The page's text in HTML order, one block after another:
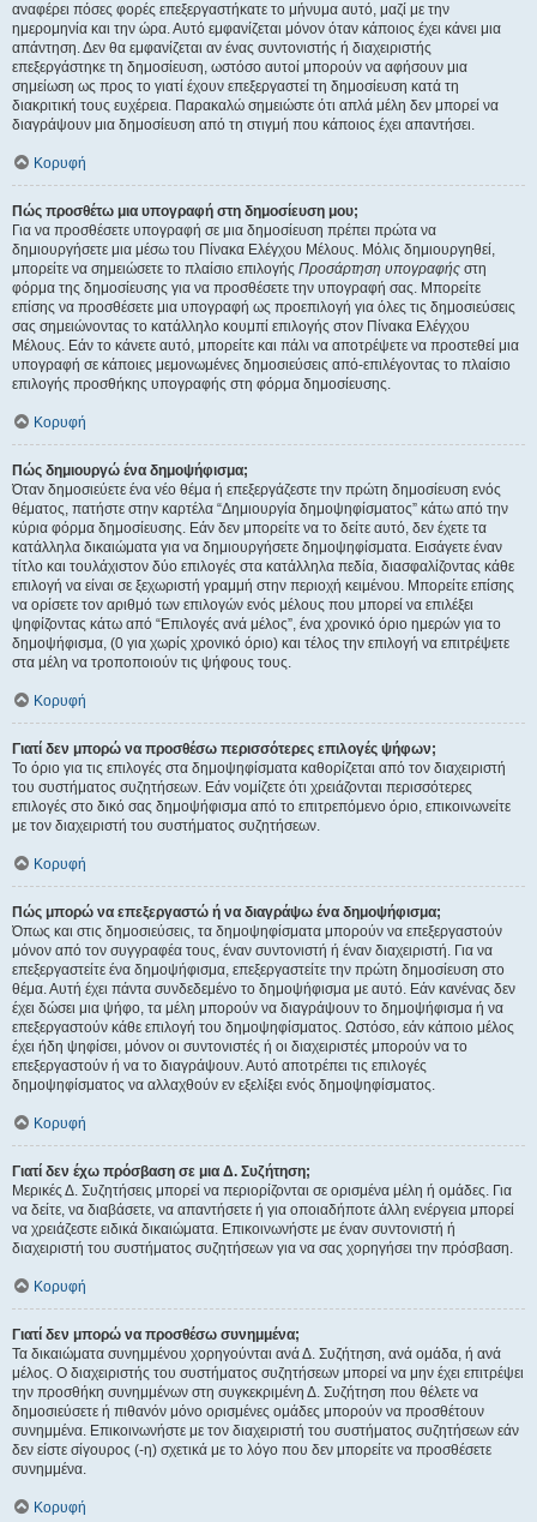
αναφέρει πόσες φορές επεξεργαστήκατε το μήνυμα αυτό, μαζί με την
ημερομηνία και την ώρα. Αυτό εμφανίζεται μόνον όταν κάποιος έχει κάνει μια
απάντηση. Δεν θα εμφανίζεται αν ένας συντονιστής ή διαχειριστής
επεξεργάστηκε τη δημοσίευση, ωστόσο αυτοί μπορούν να αφήσουν μια
σημείωση ως προς το γιατί έχουν επεξεργαστεί τη δημοσίευση κατά τη
διακριτική τους ευχέρεια. Παρακαλώ σημειώστε ότι απλά μέλη δεν μπορεί να
διαγράψουν μια δημοσίευση από τη στιγμή που κάποιος έχει απαντήσει.
Κορυφή
Πώς προσθέτω μια υπογραφή στη δημοσίευση μου;
Για να προσθέσετε υπογραφή σε μια δημοσίευση πρέπει πρώτα να
δημιουργήσετε μια μέσω του Πίνακα Ελέγχου Μέλους. Μόλις δημιουργηθεί,
μπορείτε να σημειώσετε το πλαίσιο επιλογής Προσάρτηση υπογραφής στη
φόρμα της δημοσίευσης για να προσθέσετε την υπογραφή σας. Μπορείτε
επίσης να προσθέσετε μια υπογραφή ως προεπιλογή για όλες τις δημοσιεύσεις
σας σημειώνοντας το κατάλληλο κουμπί επιλογής στον Πίνακα Ελέγχου
Μέλους. Εάν το κάνετε αυτό, μπορείτε και πάλι να αποτρέψετε να προστεθεί μια
υπογραφή σε κάποιες μεμονωμένες δημοσιεύσεις από-επιλέγοντας το πλαίσιο
επιλογής προσθήκης υπογραφής στη φόρμα δημοσίευσης.
Κορυφή
Πώς δημιουργώ ένα δημοψήφισμα;
Όταν δημοσιεύετε ένα νέο θέμα ή επεξεργάζεστε την πρώτη δημοσίευση ενός
θέματος, πατήστε στην καρτέλα “Δημιουργία δημοψηφίσματος” κάτω από την
κύρια φόρμα δημοσίευσης. Εάν δεν μπορείτε να το δείτε αυτό, δεν έχετε τα
κατάλληλα δικαιώματα για να δημιουργήσετε δημοψηφίσματα. Εισάγετε έναν
τίτλο και τουλάχιστον δύο επιλογές στα κατάλληλα πεδία, διασφαλίζοντας κάθε
επιλογή να είναι σε ξεχωριστή γραμμή στην περιοχή κειμένου. Μπορείτε επίσης
να ορίσετε τον αριθμό των επιλογών ενός μέλους που μπορεί να επιλέξει
ψηφίζοντας κάτω από “Επιλογές ανά μέλος”, ένα χρονικό όριο ημερών για το
δημοψήφισμα, (0 για χωρίς χρονικό όριο) και τέλος την επιλογή να επιτρέψετε
στα μέλη να τροποποιούν τις ψήφους τους.
Κορυφή
Γιατί δεν μπορώ να προσθέσω περισσότερες επιλογές ψήφων;
Το όριο για τις επιλογές στα δημοψηφίσματα καθορίζεται από τον διαχειριστή
του συστήματος συζητήσεων. Εάν νομίζετε ότι χρειάζονται περισσότερες
επιλογές στο δικό σας δημοψήφισμα από το επιτρεπόμενο όριο, επικοινωνείτε
με τον διαχειριστή του συστήματος συζητήσεων.
Κορυφή
Πώς μπορώ να επεξεργαστώ ή να διαγράψω ένα δημοψήφισμα;
Όπως και στις δημοσιεύσεις, τα δημοψηφίσματα μπορούν να επεξεργαστούν
μόνον από τον συγγραφέα τους, έναν συντονιστή ή έναν διαχειριστή. Για να
επεξεργαστείτε ένα δημοψήφισμα, επεξεργαστείτε την πρώτη δημοσίευση στο
θέμα. Αυτή έχει πάντα συνδεδεμένο το δημοψήφισμα με αυτό. Εάν κανένας δεν
έχει δώσει μια ψήφο, τα μέλη μπορούν να διαγράψουν το δημοψήφισμα ή να
επεξεργαστούν κάθε επιλογή του δημοψηφίσματος. Ωστόσο, εάν κάποιο μέλος
έχει ήδη ψηφίσει, μόνον οι συντονιστές ή οι διαχειριστές μπορούν να το
επεξεργαστούν ή να το διαγράψουν. Αυτό αποτρέπει τις επιλογές
δημοψηφίσματος να αλλαχθούν εν εξελίξει ενός δημοψηφίσματος.
Κορυφή
Γιατί δεν έχω πρόσβαση σε μια Δ. Συζήτηση;
Μερικές Δ. Συζητήσεις μπορεί να περιορίζονται σε ορισμένα μέλη ή ομάδες. Για
να δείτε, να διαβάσετε, να απαντήσετε ή για οποιαδήποτε άλλη ενέργεια μπορεί
να χρειάζεστε ειδικά δικαιώματα. Επικοινωνήστε με έναν συντονιστή ή
διαχειριστή του συστήματος συζητήσεων για να σας χορηγήσει την πρόσβαση.
Κορυφή
Γιατί δεν μπορώ να προσθέσω συνημμένα;
Τα δικαιώματα συνημμένου χορηγούνται ανά Δ. Συζήτηση, ανά ομάδα, ή ανά
μέλος. Ο διαχειριστής του συστήματος συζητήσεων μπορεί να μην έχει επιτρέψει
την προσθήκη συνημμένων στη συγκεκριμένη Δ. Συζήτηση που θέλετε να
δημοσιεύσετε ή πιθανόν μόνο ορισμένες ομάδες μπορούν να προσθέτουν
συνημμένα. Επικοινωνήστε με τον διαχειριστή του συστήματος συζητήσεων εάν
δεν είστε σίγουρος (-η) σχετικά με το λόγο που δεν μπορείτε να προσθέσετε
συνημμένα.
Κορυφή